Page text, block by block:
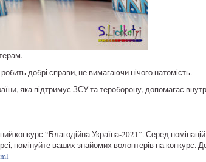
добрі справи, не вимагаючи нічого натомість.
яка підтримує ЗСУ та тероборону, допомагає
конкурс “Благодійна Україна-2021”. Серед
номінуйте ваших знайомих волонтерів на конкурс.